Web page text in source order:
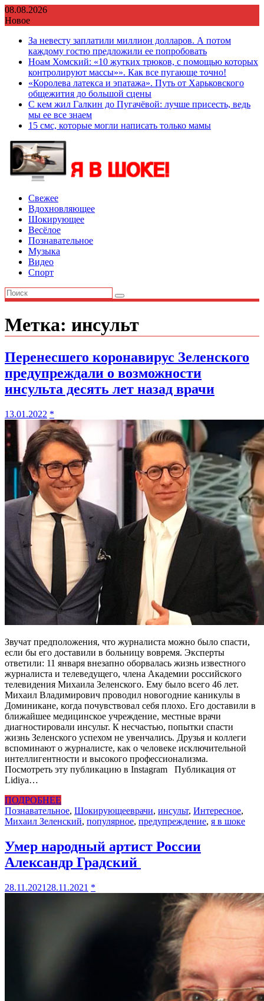
Перейти
к
08.08.2026
Новое
За невесту заплатили миллион долларов. А потом
каждому гостю предложили ее попробовать
Ноам Хомский: «10 жутких трюков, с помощью которых
контролируют массы»». Как все пугающе точно!
«Королева латекса и эпатажа». Путь от Харьковского
общежития до большой сцены
С кем жил Галкин до Пугачёвой: лучше присесть, ведь
мы ее все знаем
15 смс, которые могли написать только мамы
Свежее
Вдохновляющее
Шокирующее
Весёлое
Познавательное
Музыка
Видео
Спорт
Метка: инсульт
Перенесшего коронавирус Зеленского
предупреждали о возможности
инсульта десять лет назад врачи
13.01.2022 *
Звучат предположения, что журналиста можно было спасти,
если бы его доставили в больницу вовремя. Эксперты
ответили: 11 января внезапно оборвалась жизнь известного
журналиста и телеведущего, члена Академии российского
телевидения Михаила Зеленского. Ему было всего 46 лет.
Михаил Владимирович проводил новогодние каникулы в
Доминикане, когда почувствовал себя плохо. Его доставили в
ближайшее медицинское учреждение, местные врачи
диагностировали инсульт. К несчастью, попытки спасти
жизнь Зеленского успехом не увенчались. Друзья и коллеги
вспоминают о журналисте, как о человеке исключительной
интеллигентности и высокого профессионализма.
Посмотреть эту публикацию в Instagram Публикация от
Lidiya…
ПОДРОБНЕЕ
Познавательное, Шокирующееврачи, инсульт, Интересное,
Михаил Зеленский, популярное, предупреждение, я в шоке
Умер народный артист России
Александр Градский
28.11.2021 28.11.2021 *